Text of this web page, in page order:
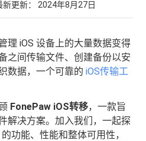
更新： 2024年8月27日
理 iOS 设备上的大量数据变得
之间传输文件、创建备份以安
数据，一个可靠的iOS传输工
FonePaw iOS转移，一款旨
解决方案。加入我们，一起探
功能、性能和整体可用性，